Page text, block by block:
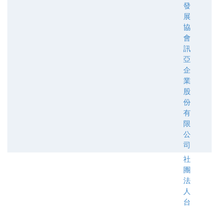
發
展
協
會
訊
亞
企
業
股
份
有
限
公
司
社
團
法
人
台